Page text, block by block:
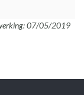
07/05/2019